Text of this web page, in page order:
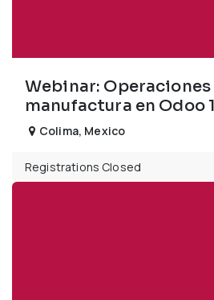
Webinar: Operaciones
manufactura en Odoo
Colima, Mexico
Registrations Closed